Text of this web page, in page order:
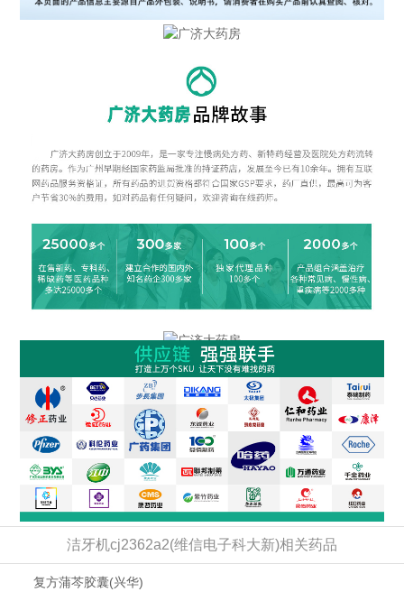
洁牙机cj2362a2(维信电子科大新)相关药品
复方蒲芩胶囊(兴华)